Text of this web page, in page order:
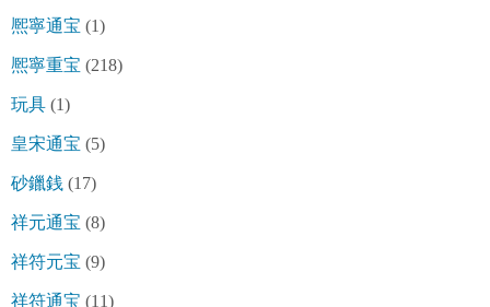
熈寧通宝 (1)
熈寧重宝 (218)
玩具 (1)
皇宋通宝 (5)
砂鑞銭 (17)
祥元通宝 (8)
祥符元宝 (9)
祥符通宝 (11)